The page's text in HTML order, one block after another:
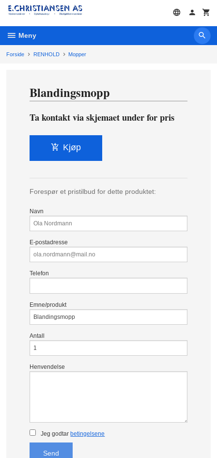
Gå
innholdet
Meny
Forside RENHOLD Mopper
Blandingsmopp
Ta kontakt via skjemaet under for pris
Kjøp
Forespør et pristilbud for dette produktet:
Navn
E-postadresse
Telefon
Emne/produkt
Antall
Henvendelse
Jeg godtar betingelsene
Send